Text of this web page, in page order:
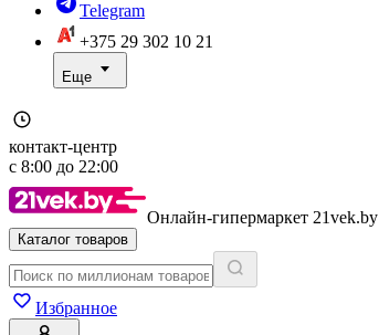
Telegram
+375 29 302 10 21
Еще
контакт-центр
с 8:00 до 22:00
Онлайн-гипермаркет 21vek.by
Каталог товаров
Избранное